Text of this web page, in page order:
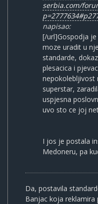
serbia.com/
napisao:
[/url]Gospodja
moze uradit u
standarde,
plesacica i
nepokolebljivost
superstar,
uspjesna
uvo sto ce joj
I jos je postala
Medoneru, pa
Da, postavila
Banjac koja reklamira